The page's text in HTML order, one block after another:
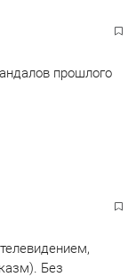
прошлого
Без